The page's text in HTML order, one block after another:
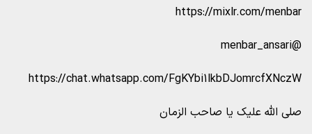
https://mixlr.com/menbar
@menbar_ansari
https://chat.whatsapp.com/FgKYbi1lkbDJomrcfXNczW
صلی الله علیک یا صاحب الزمان